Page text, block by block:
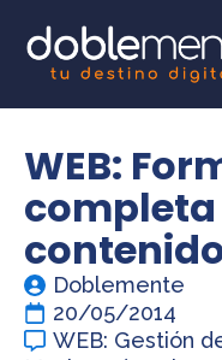
WEB:
Doblemente
20/05/2014
WEB: Gestión